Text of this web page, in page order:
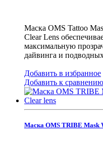
Маска OMS Tattoo
Clear Lens
максимальную
дайвинга и
Добавить в избранное
Добавить к сравнению
Маска OMS TRIBE Mask